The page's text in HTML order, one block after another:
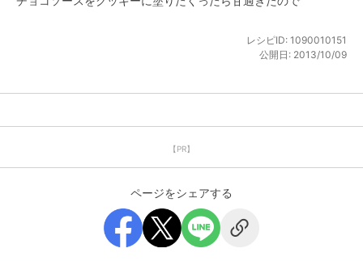
レシピID: 1090010151
公開日: 2013/10/09
【PR】
ページをシェアする